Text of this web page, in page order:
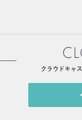
クラウドキャ